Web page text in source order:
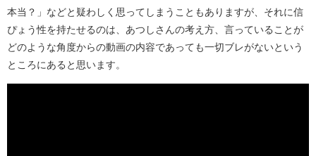
本当？」などと疑わしく思ってしまうこともありますが、それに信
ぴょう性を持たせるのは、あつしさんの考え方、言っていることが
どのような角度からの動画の内容であっても一切ブレがないという
ところにあると思います。